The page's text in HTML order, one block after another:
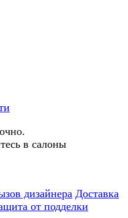
в салоны
дизайнера Доставка
от подделки